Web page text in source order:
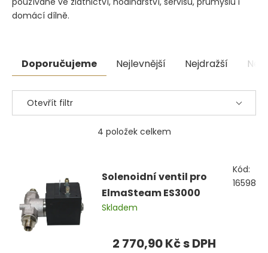
domácí dílně.
Řazení
produktů
Doporučujeme Nejlevnější Nejdražší
Otevřít filtr
4 položek celkem
produktů
Solenoidní ventil pro
ElmaSteam ES3000
Skladem
2 770,90 Kč
Kód:
16598